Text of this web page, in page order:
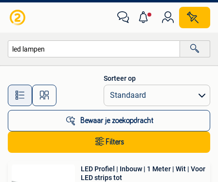
Alle afstanden…
Sorteer op
Bewaar je zoekopdracht
Filters
LED Profiel | Inbouw | 1 Meter | Wit | Voor
LED strips tot